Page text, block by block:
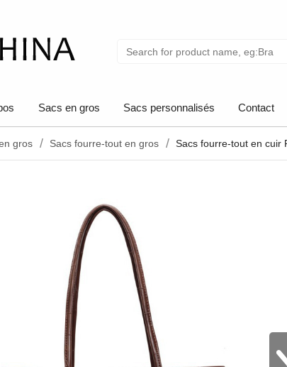
Sacs en gros Sacs personnalisés Contact
gros Sacs fourre-tout en gros Sacs fourre-tout en cuir